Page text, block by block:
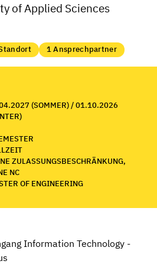
of Applied Sciences
1 Ansprechpartner
(SOMMER) / 01.10.2026
ZULASSUNGSBESCHRÄNKUNG,
NC
OF ENGINEERING
Information Technology -